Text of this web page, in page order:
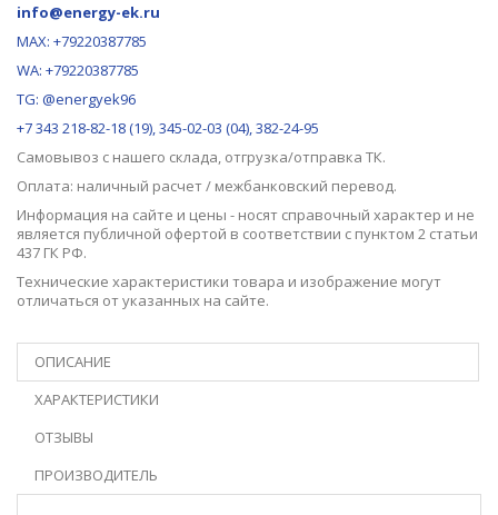
info@energy-ek.ru
MAX: +79220387785
WA: +79220387785
TG: @energyek96
+7 343 218-82-18 (19), 345-02-03 (04), 382-24-95
Самовывоз с нашего склада, отгрузка/отправка ТК.
Оплата: наличный расчет / межбанковский перевод.
Информация на сайте и цены - носят справочный характер и не
является публичной офертой в соответствии с пунктом 2 статьи
437 ГК РФ.
Технические характеристики товара и изображение могут
отличаться от указанных на сайте.
ОПИСАНИЕ
ХАРАКТЕРИСТИКИ
ОТЗЫВЫ
ПРОИЗВОДИТЕЛЬ